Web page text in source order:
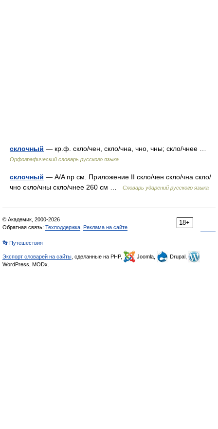
склочный — кр.ф. скло/чен, скло/чна, чно, чны; скло/чнее …
Орфографический словарь русского языка
склочный — A/A пр см. Приложение II скло/чен скло/чна скло/
чно скло/чны скло/чнее 260 см …
Словарь ударений русского языка
18+
© Академик, 2000-2026
Обратная связь: Техподдержка Реклама на сайте
👣 Путешествия
Экспорт словарей на сайты , сделанные на PHP, Joomla,
Drupal,
WordPress, MODx.